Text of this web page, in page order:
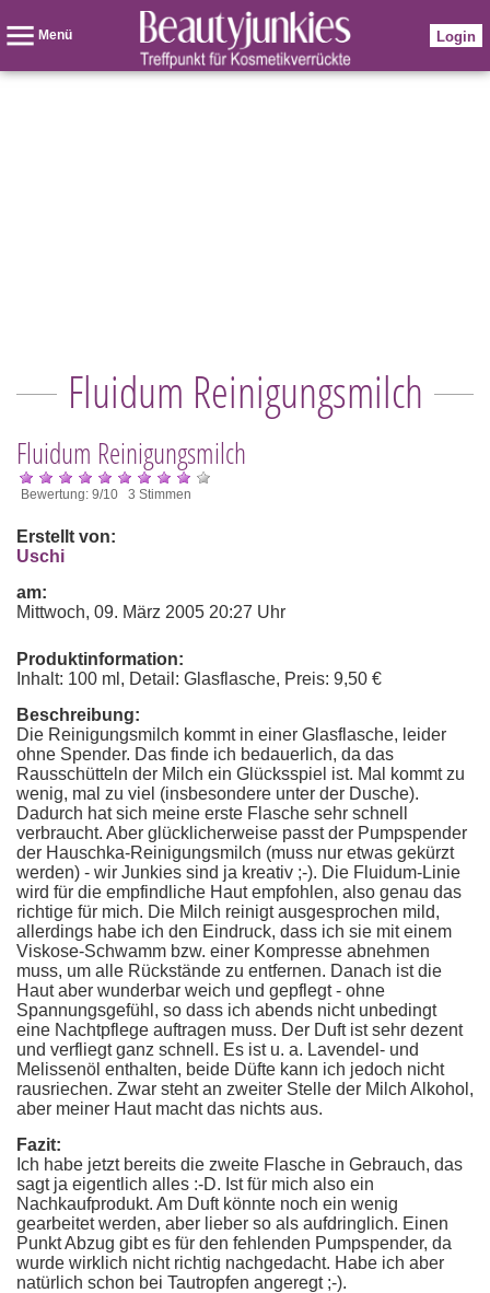
Menü Login
Fluidum Reinigungsmilch
Fluidum Reinigungsmilch
Bewertung: 9/10 3 Stimmen
Erstellt von:
Uschi
am:
Mittwoch, 09. März 2005 20:27 Uhr
Produktinformation:
Inhalt: 100 ml, Detail: Glasflasche, Preis: 9,50 €
Beschreibung:
Die Reinigungsmilch kommt in einer Glasflasche, leider
ohne Spender. Das finde ich bedauerlich, da das
Rausschütteln der Milch ein Glücksspiel ist. Mal kommt zu
wenig, mal zu viel (insbesondere unter der Dusche).
Dadurch hat sich meine erste Flasche sehr schnell
verbraucht. Aber glücklicherweise passt der Pumpspender
der Hauschka-Reinigungsmilch (muss nur etwas gekürzt
werden) - wir Junkies sind ja kreativ ;-). Die Fluidum-Linie
wird für die empfindliche Haut empfohlen, also genau das
richtige für mich. Die Milch reinigt ausgesprochen mild,
allerdings habe ich den Eindruck, dass ich sie mit einem
Viskose-Schwamm bzw. einer Kompresse abnehmen
muss, um alle Rückstände zu entfernen. Danach ist die
Haut aber wunderbar weich und gepflegt - ohne
Spannungsgefühl, so dass ich abends nicht unbedingt
eine Nachtpflege auftragen muss. Der Duft ist sehr dezent
und verfliegt ganz schnell. Es ist u. a. Lavendel- und
Melissenöl enthalten, beide Düfte kann ich jedoch nicht
rausriechen. Zwar steht an zweiter Stelle der Milch Alkohol,
aber meiner Haut macht das nichts aus.
Fazit:
Ich habe jetzt bereits die zweite Flasche in Gebrauch, das
sagt ja eigentlich alles :-D. Ist für mich also ein
Nachkaufprodukt. Am Duft könnte noch ein wenig
gearbeitet werden, aber lieber so als aufdringlich. Einen
Punkt Abzug gibt es für den fehlenden Pumpspender, da
wurde wirklich nicht richtig nachgedacht. Habe ich aber
natürlich schon bei Tautropfen angeregt ;-).